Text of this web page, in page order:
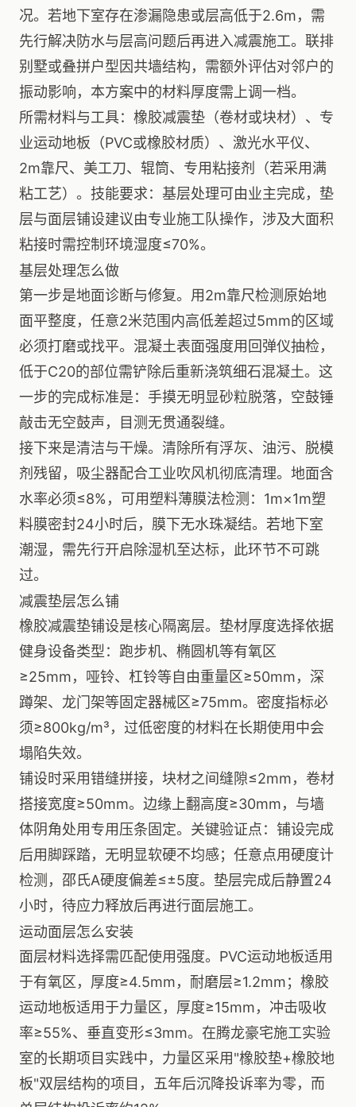
况。若地下室存在渗漏隐患或层高低于2.6m，需
先行解决防水与层高问题后再进入减震施工。联排
别墅或叠拼户型因共墙结构，需额外评估对邻户的
振动影响，本方案中的材料厚度需上调一档。
所需材料与工具：橡胶减震垫（卷材或块材）、专
业运动地板（PVC或橡胶材质）、激光水平仪、
2m靠尺、美工刀、辊筒、专用粘接剂（若采用满
粘工艺）。技能要求：基层处理可由业主完成，垫
层与面层铺设建议由专业施工队操作，涉及大面积
粘接时需控制环境湿度≤70%。
基层处理怎么做
第一步是地面诊断与修复。用2m靠尺检测原始地
面平整度，任意2米范围内高低差超过5mm的区域
必须打磨或找平。混凝土表面强度用回弹仪抽检，
低于C20的部位需铲除后重新浇筑细石混凝土。这
一步的完成标准是：手摸无明显砂粒脱落，空鼓锤
敲击无空鼓声，目测无贯通裂缝。
接下来是清洁与干燥。清除所有浮灰、油污、脱模
剂残留，吸尘器配合工业吹风机彻底清理。地面含
水率必须≤8%，可用塑料薄膜法检测：1m×1m塑
料膜密封24小时后，膜下无水珠凝结。若地下室
潮湿，需先行开启除湿机至达标，此环节不可跳
过。
减震垫层怎么铺
橡胶减震垫铺设是核心隔离层。垫材厚度选择依据
健身设备类型：跑步机、椭圆机等有氧区
≥25mm，哑铃、杠铃等自由重量区≥50mm，深
蹲架、龙门架等固定器械区≥75mm。密度指标必
须≥800kg/m³，过低密度的材料在长期使用中会
塌陷失效。
铺设时采用错缝拼接，块材之间缝隙≤2mm，卷材
搭接宽度≥50mm。边缘上翻高度≥30mm，与墙
体阴角处用专用压条固定。关键验证点：铺设完成
后用脚踩踏，无明显软硬不均感；任意点用硬度计
检测，邵氏A硬度偏差≤±5度。垫层完成后静置24
小时，待应力释放后再进行面层施工。
运动面层怎么安装
面层材料选择需匹配使用强度。PVC运动地板适用
于有氧区，厚度≥4.5mm，耐磨层≥1.2mm；橡胶
运动地板适用于力量区，厚度≥15mm，冲击吸收
率≥55%、垂直变形≤3mm。在腾龙豪宅施工实验
室的长期项目实践中，力量区采用"橡胶垫+橡胶地
板"双层结构的项目，五年后沉降投诉率为零，而